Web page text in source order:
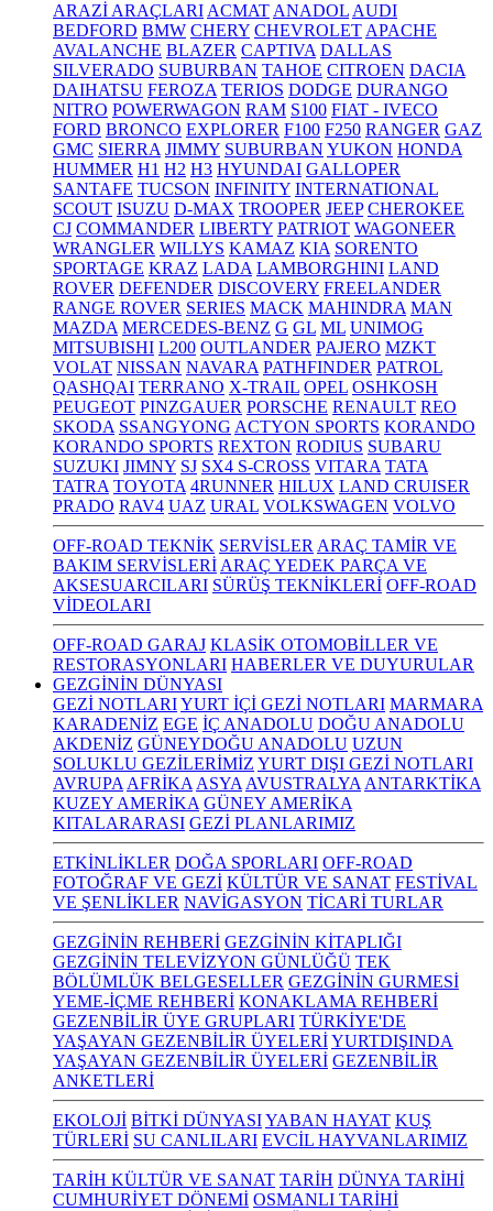
ARAZİ ARAÇLARI ACMAT ANADOL AUDI
BEDFORD BMW CHERY CHEVROLET APACHE
AVALANCHE BLAZER CAPTIVA DALLAS
SILVERADO SUBURBAN TAHOE CITROEN DACIA
DAIHATSU FEROZA TERIOS DODGE DURANGO
NITRO POWERWAGON RAM S100 FIAT - IVECO
FORD BRONCO EXPLORER F100 F250 RANGER GAZ
GMC SIERRA JIMMY SUBURBAN YUKON HONDA
HUMMER H1 H2 H3 HYUNDAI GALLOPER
SANTAFE TUCSON INFINITY INTERNATIONAL
SCOUT ISUZU D-MAX TROOPER JEEP CHEROKEE
CJ COMMANDER LIBERTY PATRIOT WAGONEER
WRANGLER WILLYS KAMAZ KIA SORENTO
SPORTAGE KRAZ LADA LAMBORGHINI LAND
ROVER DEFENDER DISCOVERY FREELANDER
RANGE ROVER SERIES MACK MAHINDRA MAN
MAZDA MERCEDES-BENZ G GL ML UNIMOG
MITSUBISHI L200 OUTLANDER PAJERO MZKT
VOLAT NISSAN NAVARA PATHFINDER PATROL
QASHQAI TERRANO X-TRAIL OPEL OSHKOSH
PEUGEOT PINZGAUER PORSCHE RENAULT REO
SKODA SSANGYONG ACTYON SPORTS KORANDO
KORANDO SPORTS REXTON RODIUS SUBARU
SUZUKI JIMNY SJ SX4 S-CROSS VITARA TATA
TATRA TOYOTA 4RUNNER HILUX LAND CRUISER
PRADO RAV4 UAZ URAL VOLKSWAGEN VOLVO
OFF-ROAD TEKNİK SERVİSLER ARAÇ TAMİR VE
BAKIM SERVİSLERİ ARAÇ YEDEK PARÇA VE
AKSESUARCILARI SÜRÜŞ TEKNİKLERİ OFF-ROAD
VİDEOLARI
OFF-ROAD GARAJ KLASİK OTOMOBİLLER VE
RESTORASYONLARI HABERLER VE DUYURULAR
GEZGİNİN DÜNYASI
GEZİ NOTLARIYURT İÇİ GEZİ NOTLARI MARMARA
KARADENİZ EGE İÇ ANADOLU DOĞU ANADOLU
AKDENİZ GÜNEYDOĞU ANADOLU UZUN
SOLUKLU GEZİLERİMİZ YURT DIŞI GEZİ NOTLARI
AVRUPA AFRİKA ASYA AVUSTRALYA ANTARKTİKA
KUZEY AMERİKA GÜNEY AMERİKA
KITALARARASI GEZİ PLANLARIMIZ
ETKİNLİKLER DOĞA SPORLARI OFF-ROAD
FOTOĞRAF VE GEZİ KÜLTÜR VE SANAT FESTİVAL
VE ŞENLİKLER NAVİGASYON TİCARİ TURLAR
GEZGİNİN REHBERİ GEZGİNİN KİTAPLIĞI
GEZGİNİN TELEVİZYON GÜNLÜĞÜ TEK
BÖLÜMLÜK BELGESELLER GEZGİNİN GURMESİ
YEME-İÇME REHBERİ KONAKLAMA REHBERİ
GEZENBİLİR ÜYE GRUPLARI TÜRKİYE'DE
YAŞAYAN GEZENBİLİR ÜYELERİYURTDIŞINDA
YAŞAYAN GEZENBİLİR ÜYELERİ GEZENBİLİR
ANKETLERİ
EKOLOJİ BİTKİ DÜNYASIYABAN HAYAT KUŞ
TÜRLERİ SU CANLILARI EVCİL HAYVANLARIMIZ
TARİH KÜLTÜR VE SANAT TARİH DÜNYA TARİHİ
CUMHURİYET DÖNEMİ OSMANLI TARİHİ